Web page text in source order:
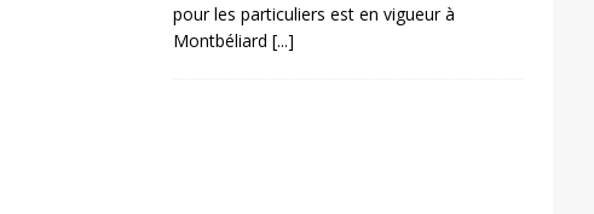
pour les particuliers est en vigueur à
Montbéliard [...]